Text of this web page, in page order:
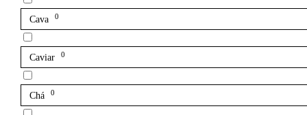
Cava 0
Caviar 0
Chá 0